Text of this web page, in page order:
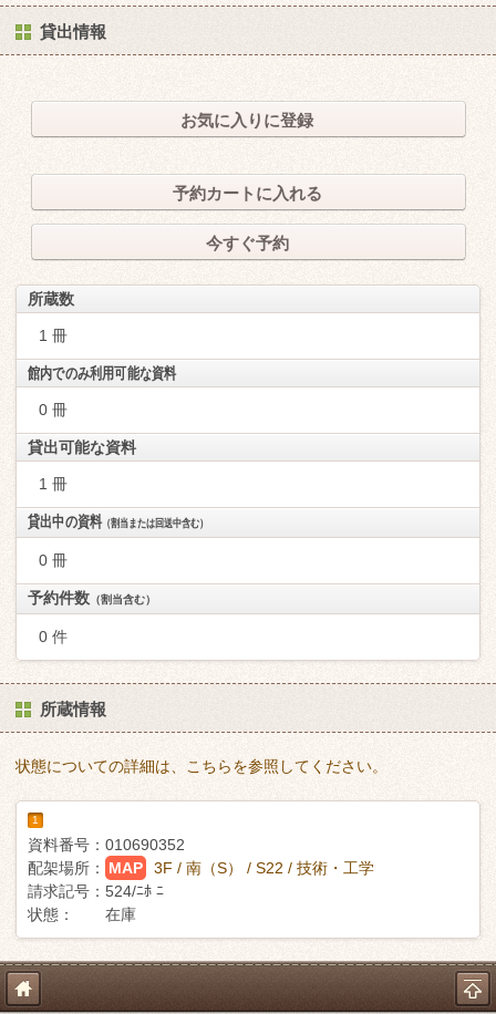
貸出情報
お気に入りに登録
予約カートに入れる
今すぐ予約
所蔵数
1 冊
館内でのみ利用可能な資料
0 冊
貸出可能な資料
1 冊
貸出中の資料（割当または回送中含む）
0 冊
予約件数 （割当含む）
0 件
所蔵情報
状態についての詳細は、こちらを参照してください。
1
資料番号： 010690352
配架場所：
MAP
3F / 南（S） / S22 / 技術・工学
請求記号： 524/ﾆﾎ ﾆ
状態：
在庫